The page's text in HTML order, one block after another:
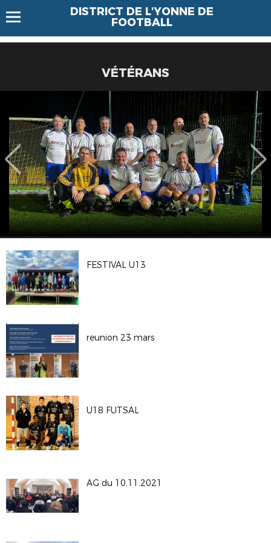
DISTRICT DE L'YONNE DE
FOOTBALL
VÉTÉRANS
FESTIVAL U13
reunion 23 mars
U18 FUTSAL
AG du 10.11.2021